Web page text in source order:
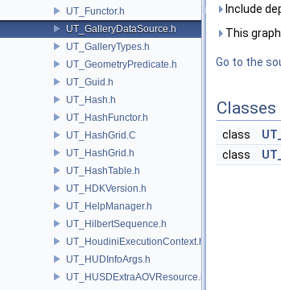
UT_Functor.h
UT_GalleryDataSource.h
UT_GalleryTypes.h
UT_GeometryPredicate.h
UT_Guid.h
UT_Hash.h
UT_HashFunctor.h
UT_HashGrid.C
UT_HashGrid.h
UT_HashTable.h
UT_HDKVersion.h
UT_HelpManager.h
UT_HilbertSequence.h
UT_HoudiniExecutionContext.h
UT_HUDInfoArgs.h
UT_HUSDExtraAOVResource.h
Include
This
Go to the
Classes
class
class